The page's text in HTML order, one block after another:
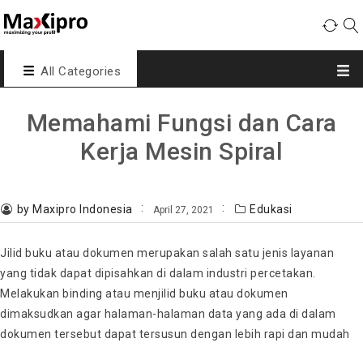
All Categories
Memahami Fungsi dan Cara
Kerja Mesin Spiral
by Maxipro Indonesia April 27, 2021 Edukasi
Jilid buku atau dokumen merupakan salah satu jenis layanan
yang tidak dapat dipisahkan di dalam industri percetakan.
Melakukan binding atau menjilid buku atau dokumen
dimaksudkan agar halaman-halaman data yang ada di dalam
dokumen tersebut dapat tersusun dengan lebih rapi dan mudah